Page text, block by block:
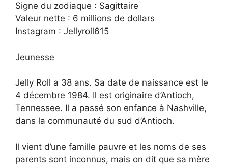
Signe du zodiaque : Sagittaire
Valeur nette : 6 millions de dollars
Instagram : Jellyroll615
Jeunesse
Jelly Roll a 38 ans. Sa date de naissance est le
4 décembre 1984. Il est originaire d’Antioch,
Tennessee. Il a passé son enfance à Nashville,
dans la communauté du sud d’Antioch.
Il vient d’une famille pauvre et les noms de ses
parents sont inconnus, mais on dit que sa mère